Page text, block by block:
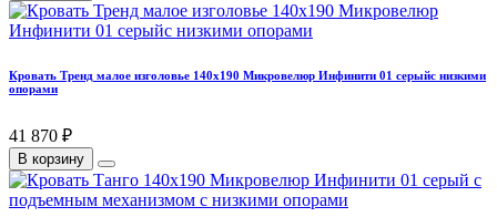
Кровать Тренд малое изголовье 140х190 Микровелюр Инфинити 01 серыйс низкими
опорами
41 870 ₽
В корзину